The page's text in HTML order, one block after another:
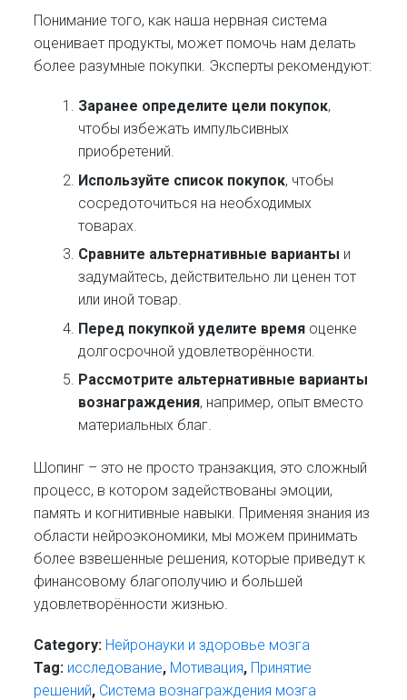
Понимание того, как наша нервная система
оценивает продукты, может помочь нам делать
более разумные покупки. Эксперты рекомендуют:
Заранее определите цели покупок,
чтобы избежать импульсивных
приобретений.
Используйте список покупок, чтобы
сосредоточиться на необходимых
товарах.
Сравните альтернативные варианты и
задумайтесь, действительно ли ценен тот
или иной товар.
Перед покупкой уделите время оценке
долгосрочной удовлетворённости.
Рассмотрите альтернативные варианты
вознаграждения, например, опыт вместо
материальных благ.
Шопинг – это не просто транзакция, это сложный
процесс, в котором задействованы эмоции,
память и когнитивные навыки. Применяя знания из
области нейроэкономики, мы можем принимать
более взвешенные решения, которые приведут к
финансовому благополучию и большей
удовлетворённости жизнью.
Category: Нейронауки и здоровье мозга
Tag: исследование, Мотивация, Принятие
решений, Система вознаграждения мозга